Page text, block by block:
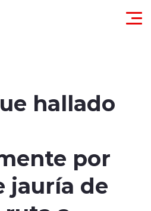
hallado
por
jauría de